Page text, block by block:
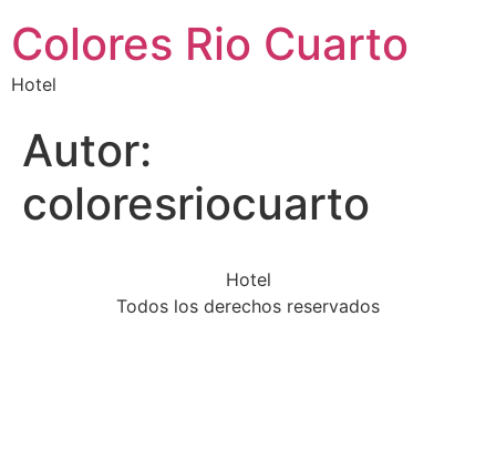
Colores Rio Cuarto
Hotel
Autor:
coloresriocuarto
Hotel
Todos los derechos reservados